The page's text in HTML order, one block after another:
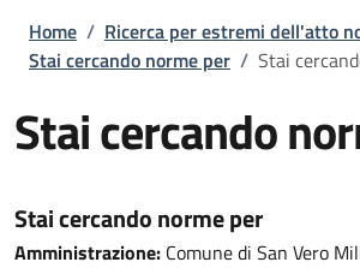
Briciole di pane
Home / Ricerca per estremi dell'atto
Stai cercando norme per / Stai
Stai cercando
Stai cercando norme per
Amministrazione: Comune di San Vero